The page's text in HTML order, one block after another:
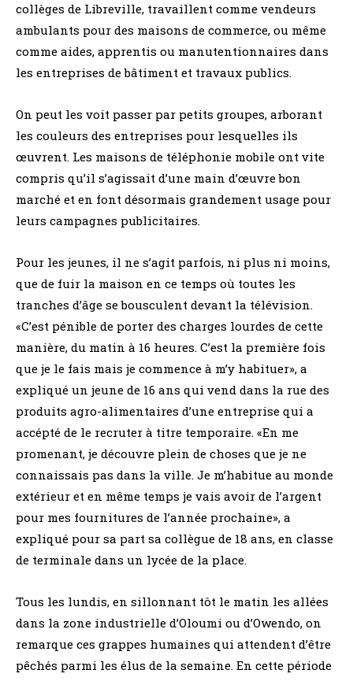
collèges de Libreville, travaillent comme vendeurs
ambulants pour des maisons de commerce, ou même
comme aides, apprentis ou manutentionnaires dans
les entreprises de bâtiment et travaux publics.
On peut les voit passer par petits groupes, arborant
les couleurs des entreprises pour lesquelles ils
œuvrent. Les maisons de téléphonie mobile ont vite
compris qu’il s’agissait d’une main d’œuvre bon
marché et en font désormais grandement usage pour
leurs campagnes publicitaires.
Pour les jeunes, il ne s’agit parfois, ni plus ni moins,
que de fuir la maison en ce temps où toutes les
tranches d’âge se bousculent devant la télévision.
«C’est pénible de porter des charges lourdes de cette
manière, du matin à 16 heures. C’est la première fois
que je le fais mais je commence à m’y habituer», a
expliqué un jeune de 16 ans qui vend dans la rue des
produits agro-alimentaires d’une entreprise qui a
accépté de le recruter à titre temporaire. «En me
promenant, je découvre plein de choses que je ne
connaissais pas dans la ville. Je m’habitue au monde
extérieur et en même temps je vais avoir de l’argent
pour mes fournitures de l’année prochaine», a
expliqué pour sa part sa collègue de 18 ans, en classe
de terminale dans un lycée de la place.
Tous les lundis, en sillonnant tôt le matin les allées
dans la zone industrielle d’Oloumi ou d’Owendo, on
remarque ces grappes humaines qui attendent d’être
pêchés parmi les élus de la semaine. En cette période